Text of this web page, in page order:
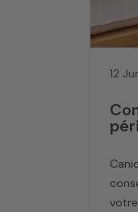
12